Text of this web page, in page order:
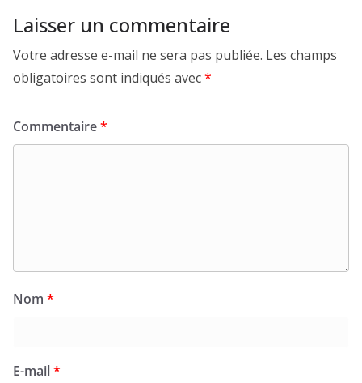
Laisser un commentaire
Votre adresse e-mail ne sera pas publiée. Les champs
obligatoires sont indiqués avec*
Commentaire*
Nom *
E-mail*